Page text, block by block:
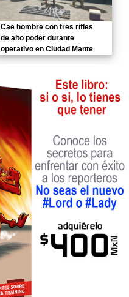
Cae hombre con tres rifles
de alto poder durante
operativo en Ciudad Mante